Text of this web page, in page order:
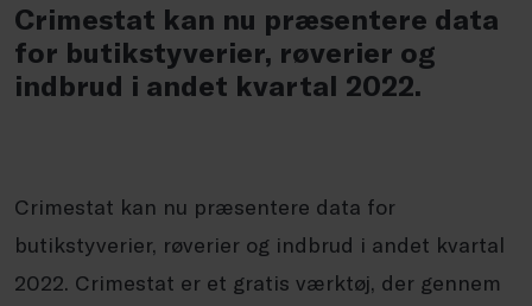
Crimestat kan nu præsentere data
for butikstyverier, røverier og
indbrud i andet kvartal 2022.
Crimestat kan nu præsentere data for
butikstyverier, røverier og indbrud i andet kvartal
2022. Crimestat er et gratis værktøj, der gennem